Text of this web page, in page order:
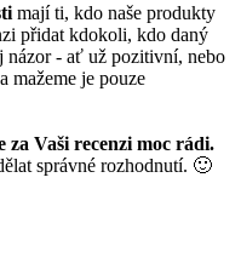
mají ti, kdo naše produkty
přidat kdokoli, kdo daný
názor - ať už pozitivní, nebo
mažeme je pouze
za Vaši recenzi moc rádi.
správné rozhodnutí. 🙂